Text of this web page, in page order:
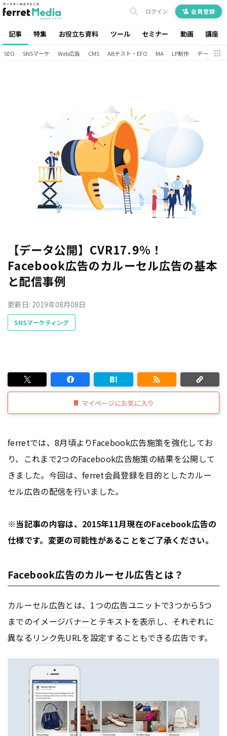
記事 特集 お役立ち資料 ツール セミナー 動画 講座
ログイン 会員登録
SEO SNSマーケ Web広告 CMS ABテスト・EFO MA LP制作 データ分析
【データ公開】CVR17.9％！
Facebook広告のカルーセル広告の基本
と配信事例
更新日: 2019年08月08日
SNSマーケティング
マイページにお気に入り
ferretでは、8月頃よりFacebook広告施策を強化してお
り、これまで2つのFacebook広告施策の結果を公開して
きました。今回は、ferret会員登録を目的としたカルー
セル広告の配信を行いました。
※当記事の内容は、2015年11月現在のFacebook広告の
仕様です。変更の可能性があることをご了承ください。
Facebook広告のカルーセル広告とは？
カルーセル広告とは、1つの広告ユニットで3つから5つ
までのイメージバナー と テキストを表示し、それぞれに
異なる リンク先URLを設定することもできる広告です。